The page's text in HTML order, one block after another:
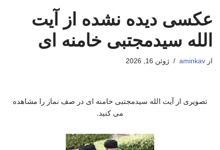
عکسی دیده نشده از آیت
الله سیدمجتبی خامنه ای
از aminkav ژوئن 16, 2026
تصویری از آیت الله سیدمجتبی خامنه ای در صف نماز را مشاهده
می کنید.